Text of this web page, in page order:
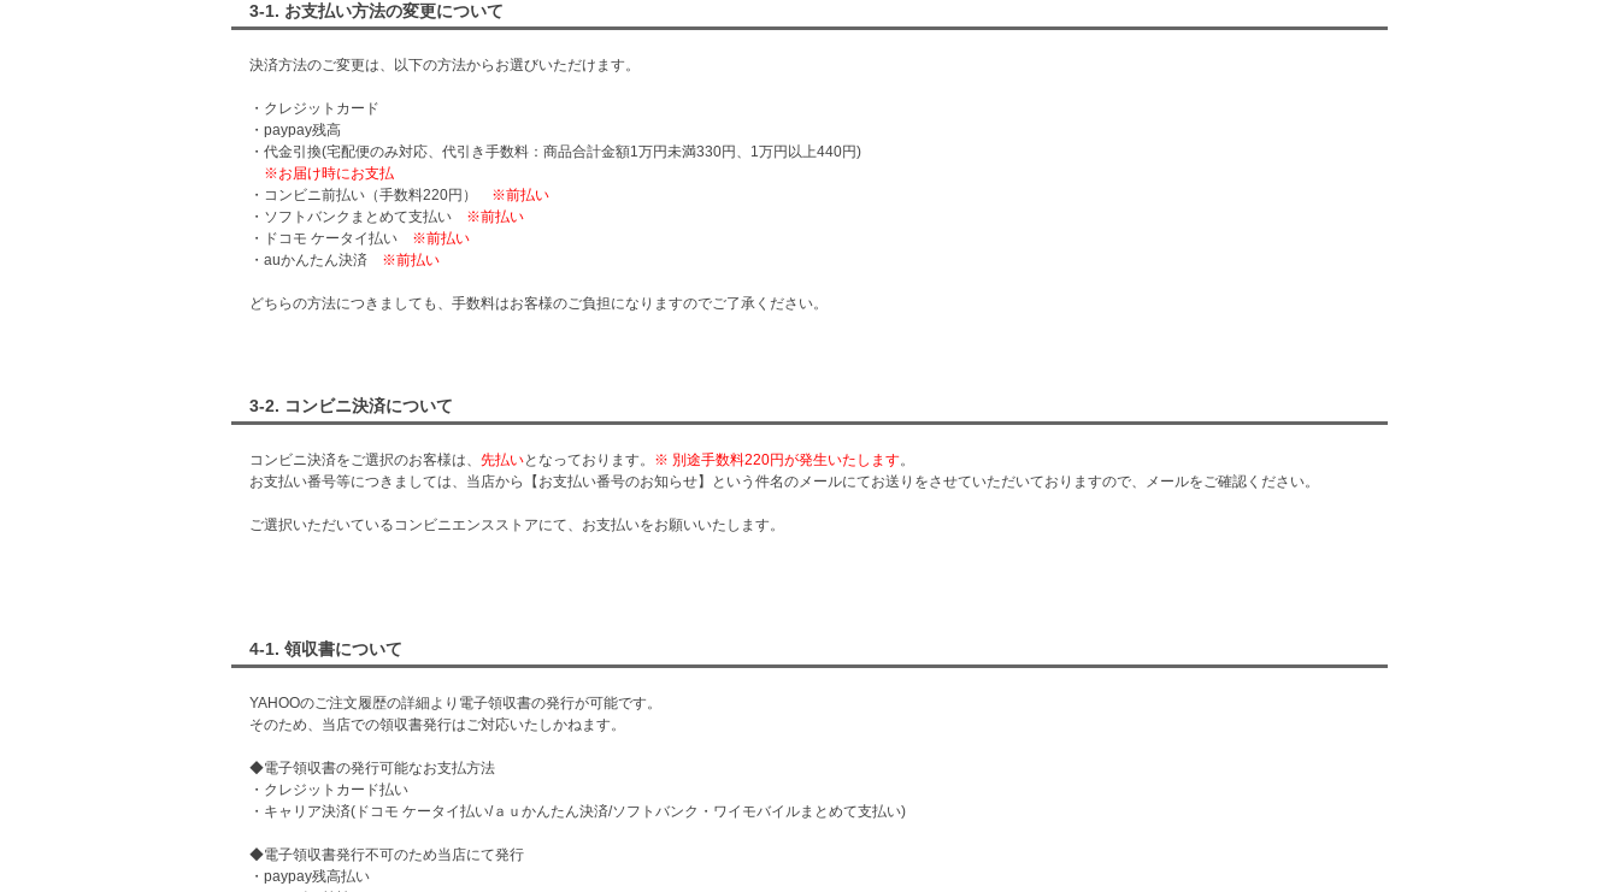
3-1. お支払い方法の変更について
決済方法のご変更は、以下の方法からお選びいただけます。
・クレジットカード
・paypay残高
・代金引換(宅配便のみ対応、代引き手数料：商品合計金額1万円未満330円、1万円以上440円)
※お届け時にお支払
・コンビニ前払い（手数料220円） ※前払い
・ソフトバンクまとめて支払い ※前払い
・ドコモ ケータイ払い ※前払い
・auかんたん決済 ※前払い
どちらの方法につきましても、手数料はお客様のご負担になりますのでご了承ください。
3-2. コンビニ決済について
コンビニ決済をご選択のお客様は、 先払いとなっております。 ※ 別途手数料220円が発生いたします。
お支払い番号等につきましては、当店から【お支払い番号のお知らせ】という件名のメールにてお送りをさせていただいておりますので、メールをご確認ください。
ご選択いただいているコンビニエンスストアにて、お支払いをお願いいたします。
4-1. 領収書について
YAHOOのご注文履歴の詳細より電子領収書の発行が可能です。
そのため、当店での領収書発行はご対応いたしかねます。
◆電子領収書の発行可能なお支払方法
・クレジットカード払い
・キャリア決済(ドコモ ケータイ払い/ａｕかんたん決済/ソフトバンク・ワイモバイルまとめて支払い)
◆電子領収書発行不可のため当店にて発行
・paypay残高払い